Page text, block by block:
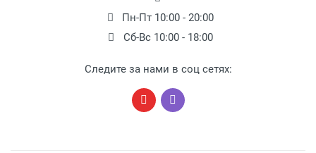
Пн-Пт 10:00 - 20:00
Сб-Вс 10:00 - 18:00
Следите за нами в соц сетях: